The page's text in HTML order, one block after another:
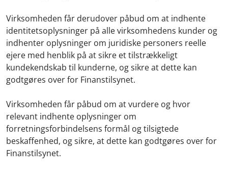
Virksomheden får derudover påbud om at indhente
identitetsoplysninger på alle virksomhedens kunder og
indhenter oplysninger om juridiske personers reelle
ejere med henblik på at sikre et tilstrækkeligt
kundekendskab til kunderne, og sikre at dette kan
godtgøres over for Finanstilsynet.
Virksomheden får påbud om at vurdere og hvor
relevant indhente oplysninger om
forretningsforbindelsens formål og tilsigtede
beskaffenhed, og sikre, at dette kan godtgøres over for
Finanstilsynet.